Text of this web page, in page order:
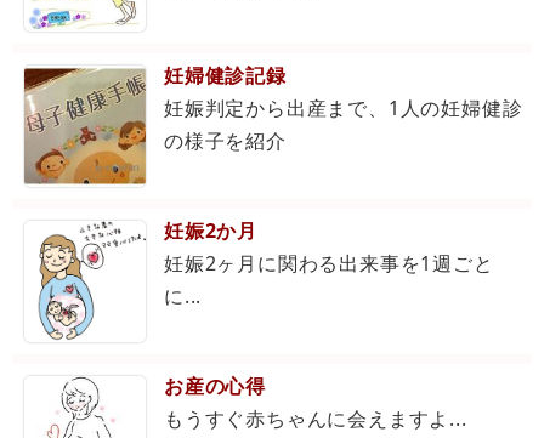
妊婦健診記録
妊娠判定から出産まで、1人の妊婦健診
の様子を紹介
妊娠2か月
妊娠2ヶ月に関わる出来事を1週ごと
に...
お産の心得
もうすぐ赤ちゃんに会えますよ...